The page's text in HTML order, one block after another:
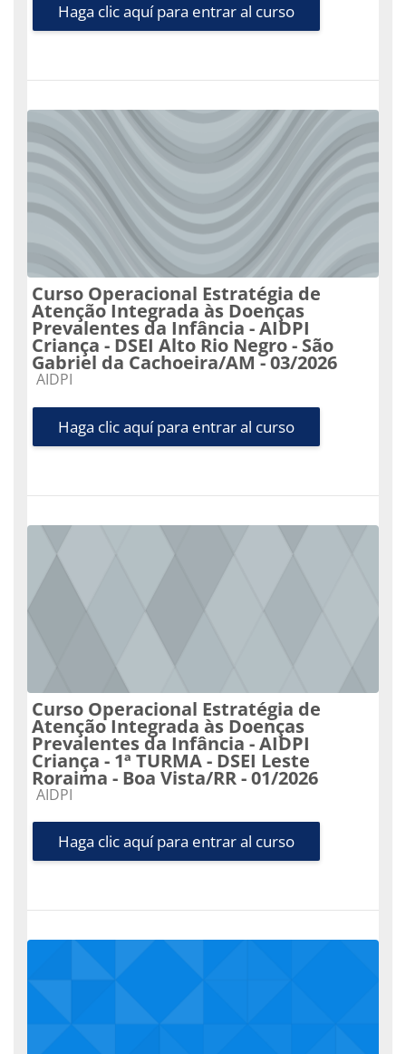
Haga clic aquí para entrar al curso
Curso Operacional Estratégia de
Atenção Integrada às Doenças
Prevalentes da Infância - AIDPI
Criança - DSEI Alto Rio Negro - São
Gabriel da Cachoeira/AM - 03/2026
Categoría de cursos
AIDPI
Haga clic aquí para entrar al curso
Curso Operacional Estratégia de
Atenção Integrada às Doenças
Prevalentes da Infância - AIDPI
Criança - 1ª TURMA - DSEI Leste
Roraima - Boa Vista/RR - 01/2026
Categoría de cursos
AIDPI
Haga clic aquí para entrar al curso